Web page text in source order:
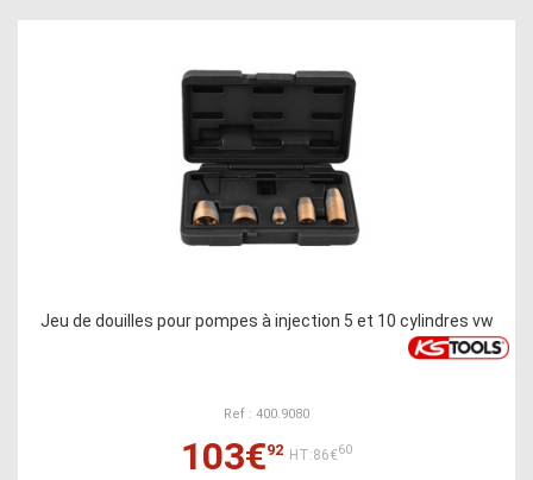
Jeu de douilles pour pompes à injection 5 et 10 cylindres vw
Ref : 400.9080
103€92 HT:86€60